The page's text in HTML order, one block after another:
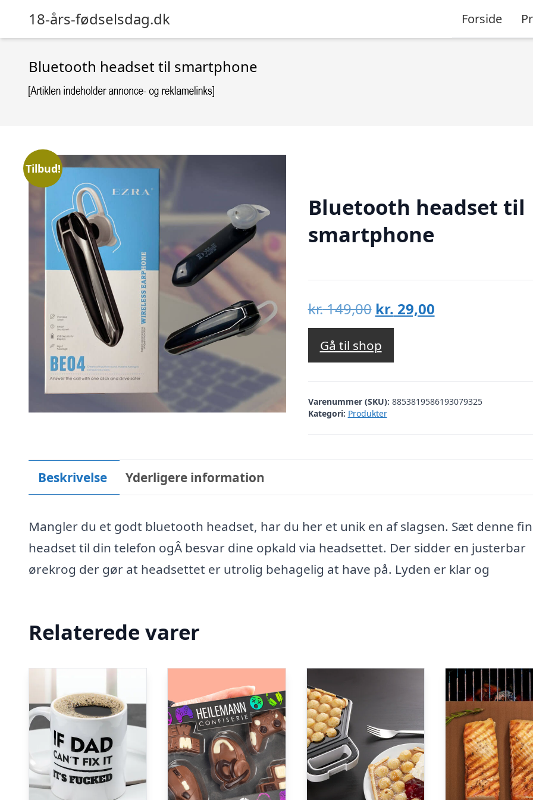
18-års-fødselsdag.dk Forside
Bluetooth headset til smartphone
Tilbud!
Bluetooth headset til
smartphone
kr.149,00 Den
oprindelige
pris
var:
kr. 149,00.
kr. 29,00Den
kr. 29,00.
Gå til shop
Varenummer (SKU): 8853819586193079325
Kategori: Produkter
Beskrivelse Yderligere information
Mangler du et godt bluetooth headset, har du her et unik en af slagsen. Sæt denne
headset til din telefon ogÂ besvar dine opkald via headsettet. Der sidder en justerbar
ørekrog der gør at headsettet er utrolig behagelig at have på. Lyden er klar og
Relaterede varer